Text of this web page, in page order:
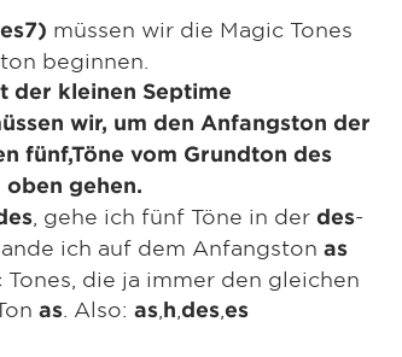
müssen wir die Magic Tones
beginnen.
der kleinen Septime
wir, um den Anfangston der
fünf,Töne vom Grundton des
gehen.
, gehe ich fünf Töne in der des-
lande ich auf dem Anfangston as
die ja immer den gleichen
as . Also: as h deses